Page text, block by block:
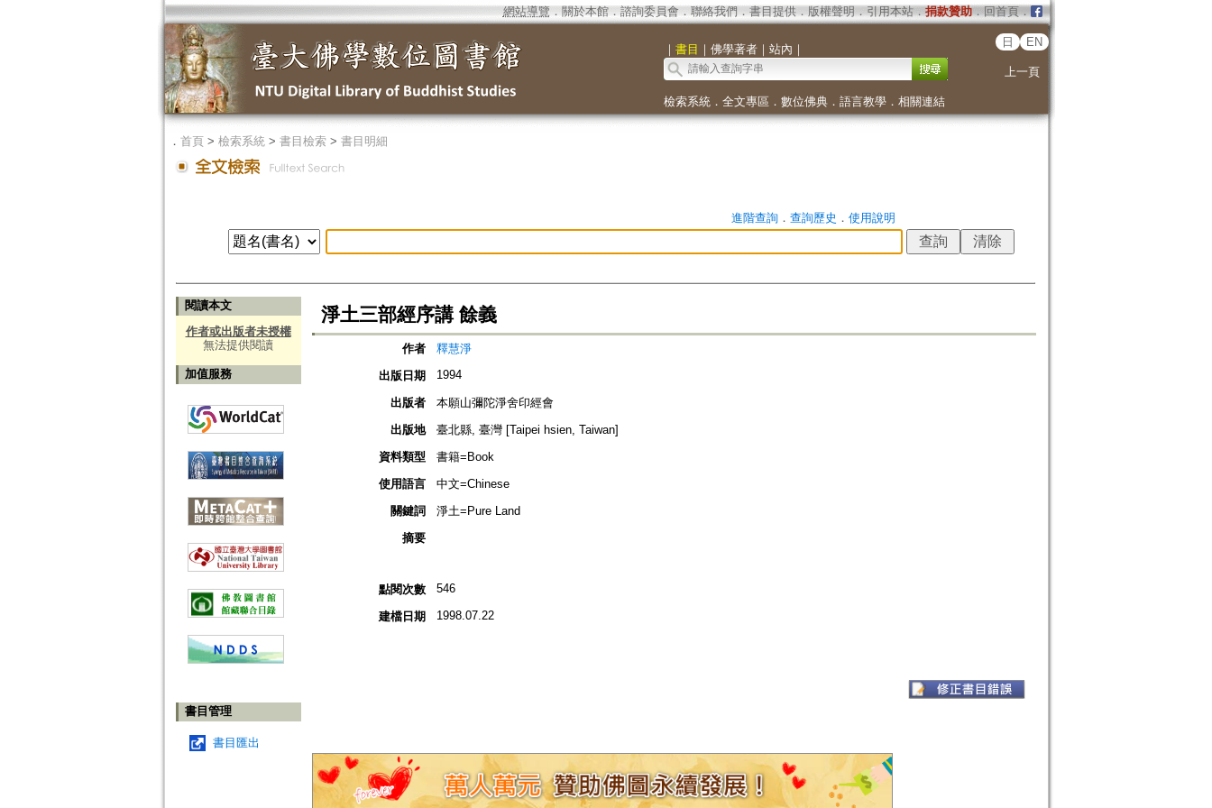
網站導覽 ． 關於本館． 諮詢委員會． 聯絡我們 ． 書目提供． 版權聲明 ． 引用本站． 捐款贊助．回首頁．
｜ 書目 ｜ 佛學著者｜ 站內 ｜
日 EN
上一頁
檢索系統． 全文專區 ． 數位佛典． 語言教學． 相關連結
． 首頁> 檢索系統> 書目檢索> 書目明細
進階查詢． 查詢歷史 ． 使用說明
閱讀本文
作者或出版者未授權
無法提供閱讀
加值服務
書目管理
書目匯出
淨土三部經序講 餘義
作者
釋慧淨
出版日期
1994
出版者
本願山彌陀淨舍印經會
出版地
臺北縣, 臺灣 [Taipei hsien, Taiwan]
資料類型
書籍=Book
使用語言
中文=Chinese
關鍵詞
淨土=Pure Land
摘要
點閱次數 546
建檔日期 1998.07.22